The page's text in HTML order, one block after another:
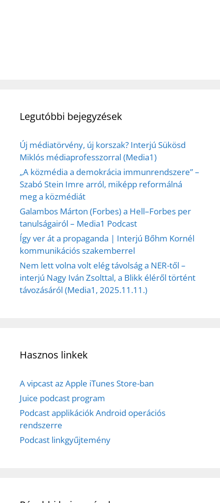
Legutóbbi bejegyzések
Új médiatörvény, új korszak? Interjú Sükösd
Miklós médiaprofesszorral (Media1)
„A közmédia a demokrácia immunrendszere” –
Szabó Stein Imre arról, miképp reformálná
meg a közmédiát
Galambos Márton (Forbes) a Hell–Forbes per
tanulságairól – Media1 Podcast
Így ver át a propaganda | Interjú Bőhm Kornél
kommunikációs szakemberrel
Nem lett volna volt elég távolság a NER-től –
interjú Nagy Iván Zsolttal, a Blikk éléről történt
távozásáról (Media1, 2025.11.11.)
Hasznos linkek
A vipcast az Apple iTunes Store-ban
Juice podcast program
Podcast applikációk Android operációs
rendszerre
Podcast linkgyűjtemény